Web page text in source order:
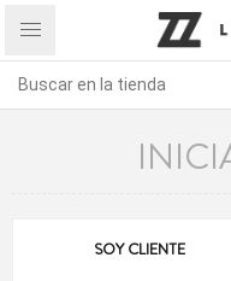
SOY CLIENTE